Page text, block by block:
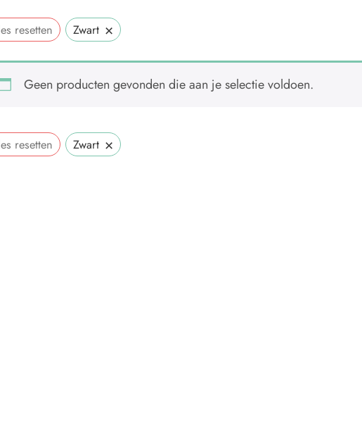
resetten Zwart ×
Geen producten gevonden die aan je selectie voldoen.
resetten Zwart ×